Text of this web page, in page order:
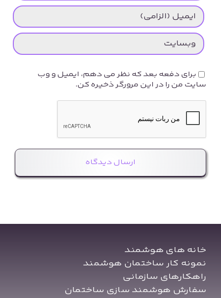
برای دفعه بعد که نظر می دهم، ایمیل و وب
سایت من را در این مرورگر ذخیره کن.
خانه های هوشمند
نمونه کار ساختمان هوشمند
راهکارهای سازمانی
سفارش هوشمند سازی ساختمان